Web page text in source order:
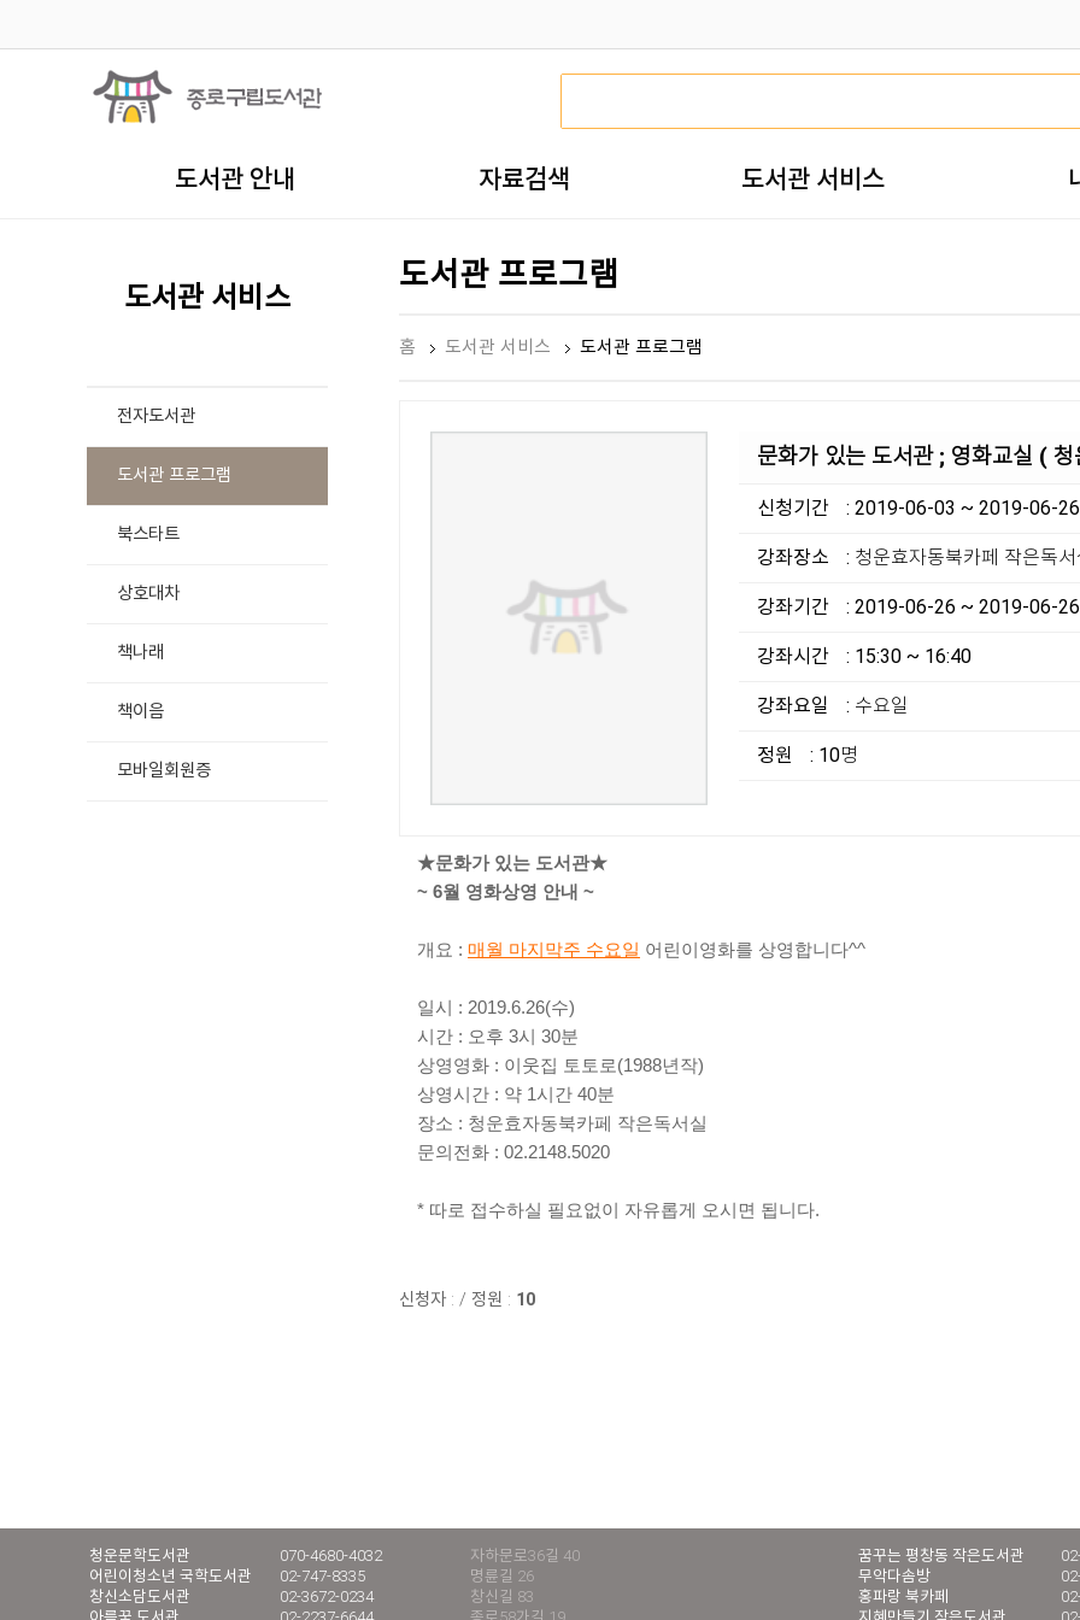
도서관 안내 자료검색 도서관 서비스
도서관 서비스
전자도서관
도서관 프로그램
북스타트
상호대차
책나래
책이음
모바일회원증
도서관 프로그램
홈 도서관 서비스 도서관 프로그램
문화가 있는 도서관 ; 영화교실 (
신청기간 : 2019-06-03 ~ 2019-06-26
강좌장소 : 청운효자동북카페 작은독
강좌기간 : 2019-06-26 ~ 2019-06-26
강좌시간 : 15:30 ~ 16:40
강좌요일 : 수요일
정원 : 10명
★문화가 있는 도서관★
~ 6월 영화상영 안내 ~
개요 : 매월 마지막주 수요일 어린이영화를 상영합니다^^
일시 : 2019.6.26(수)
시간 : 오후 3시 30분
상영영화 : 이웃집 토토로(1988년작)
상영시간 : 약 1시간 40분
장소 : 청운효자동북카페 작은독서실
문의전화 : 02.2148.5020
* 따로 접수하실 필요없이 자유롭게 오시면 됩니다.
신청자 : / 정원 : 10
청운문학도서관 070-4680-4032
자하문로36길 40
어린이청소년 국학도서관
02-747-8335
명륜길 26
창신소담도서관
02-3672-0234
창신길 83
꿈꾸는 평창동 작은도서관
무악다솜방
홍파랑 북카페